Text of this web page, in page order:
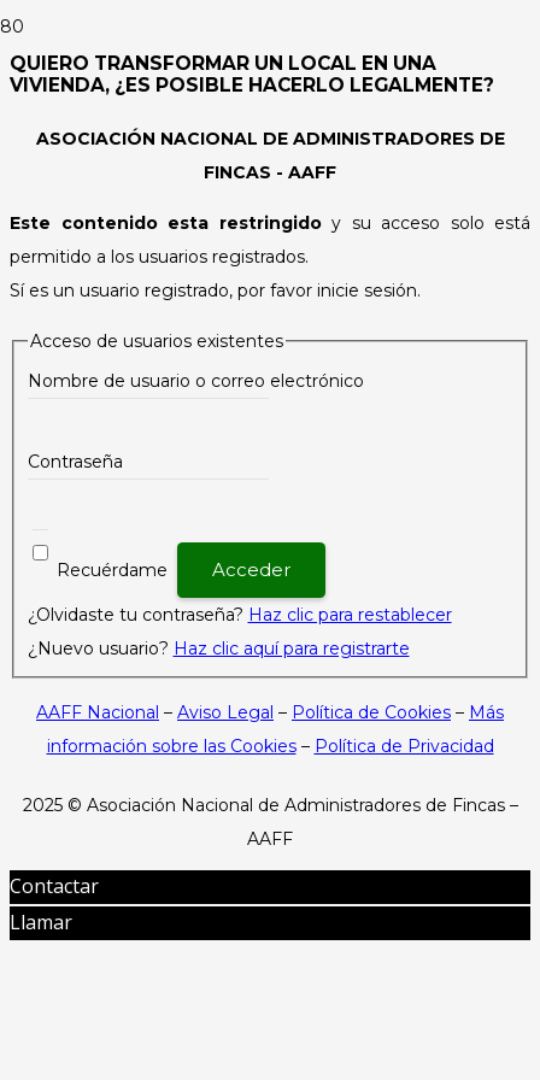
QUIERO TRANSFORMAR UN LOCAL EN UNA
VIVIENDA, ¿ES POSIBLE HACERLO LEGALMENTE?
ASOCIACIÓN NACIONAL DE ADMINISTRADORES DE
FINCAS - AAFF
Este contenido esta restringidoy su acceso solo está
permitido a los usuarios registrados.
Sí es un usuario registrado, por favor inicie sesión.
Acceso de usuarios existentes
Nombre de usuario o correo electrónico
Contraseña
Recuérdame
¿Olvidaste tu contraseña? Haz clic para restablecer
¿Nuevo usuario? Haz clic aquí para registrarte
AAFF Nacional – Aviso Legal – Política de Cookies – Más
información sobre las Cookies– Política de Privacidad
2025 © Asociación Nacional de Administradores de Fincas –
AAFF
Contactar
Llamar